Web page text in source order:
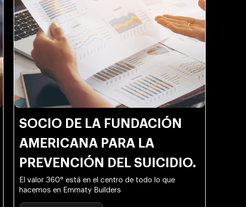
SOCIO DE LA FUNDACIÓN
AMERICANA PARA LA
PREVENCIÓN DEL SUICIDIO.
El valor 360° está en el centro de todo lo que
hacemos en Emmaty Builders